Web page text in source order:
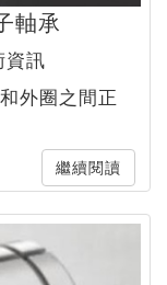
軸承
資訊
外圈之間正
繼續閱讀